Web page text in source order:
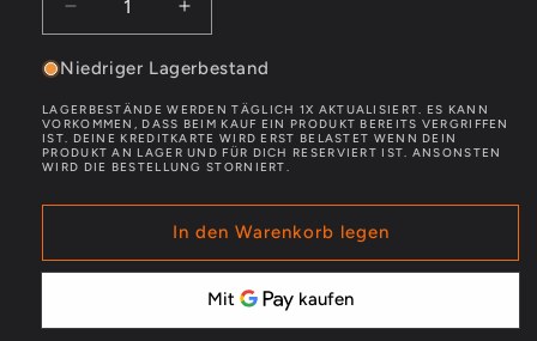
Verringere
die
Menge
FOX
Federgabel
FLOAT
36
Erhöhe
die
Menge
FOX
Federgabel
FLOAT
Bike
36
Grip
Niedriger Lagerbestand
LAGERBESTÄNDE WERDEN TÄGLICH 1X AKTUALISIERT. ES KANN
VORKOMMEN, DASS BEIM KAUF EIN PRODUKT BEREITS VERGRIFFEN
IST. DEINE KREDITKARTE WIRD ERST BELASTET WENN DEIN
PRODUKT AN LAGER UND FÜR DICH RESERVIERT IST. ANSONSTEN
WIRD DIE BESTELLUNG STORNIERT.
In den Warenkorb legen